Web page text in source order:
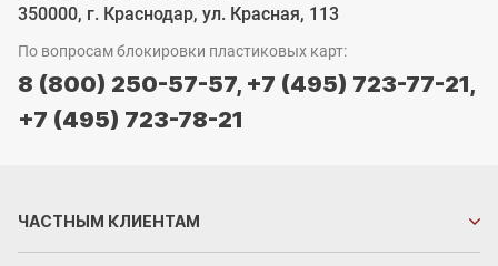
350000, г. Краснодар, ул. Красная, 113
По вопросам блокировки пластиковых карт:
8 (800) 250-57-57, +7 (495) 723-77-21,
+7 (495) 723-78-21
ЧАСТНЫМ КЛИЕНТАМ